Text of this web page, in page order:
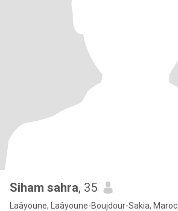
Siham sahra, 35
Laâyoune, Laâyoune-Boujdour-Sakia, Maroc